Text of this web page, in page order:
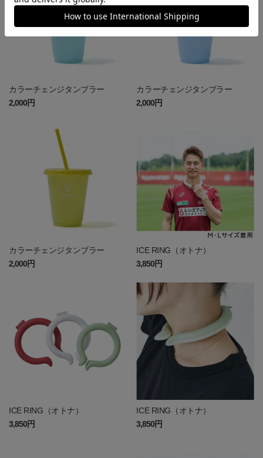
カラーチェンジタンブラー
2,000円
カラーチェンジタンブラー
2,000円
カラーチェンジタンブラー
2,000円
ICE RING（オトナ）
3,850円
ICE RING（オトナ）
3,850円
ICE RING（オトナ）
3,850円